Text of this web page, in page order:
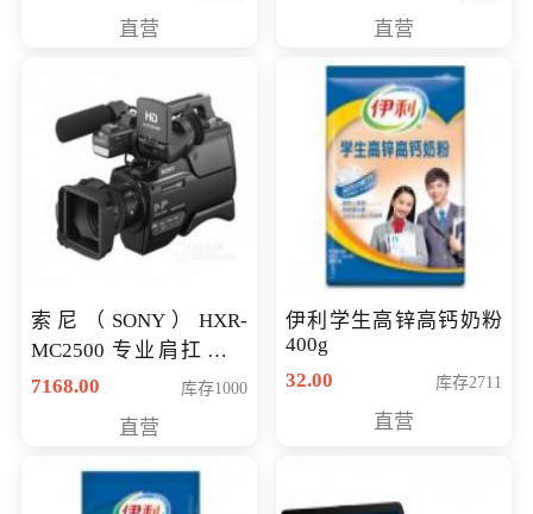
直营 直营
索尼（SONY）HXR-
MC2500 专业肩扛式存
储卡全高清摄录一体机
清入门级摄像机
7168.00 库存1000
直营
伊利学生高锌高钙奶粉
400g
32.00
库存2711
直营